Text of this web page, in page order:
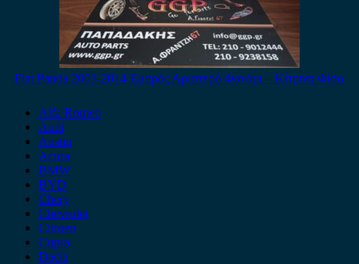
Fiat Panda 2003-2014 Εμπρός Αριστερό Φανάρι – Κίτρινη Φίσα
Alfa Romeo
Audi
Austin
Acura
BMW
BYD
Chery
Chevrolet
Citroen
Cupra
Dacia